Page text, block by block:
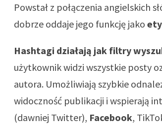
Powstał z połączenia angielskich
dobrze oddaje jego funkcję jako
Hashtagi działają jak filtry
użytkownik widzi wszystkie posty
autora. Umożliwiają szybkie
widoczność publikacji i wspierają
(dawniej Twitter), Facebook,